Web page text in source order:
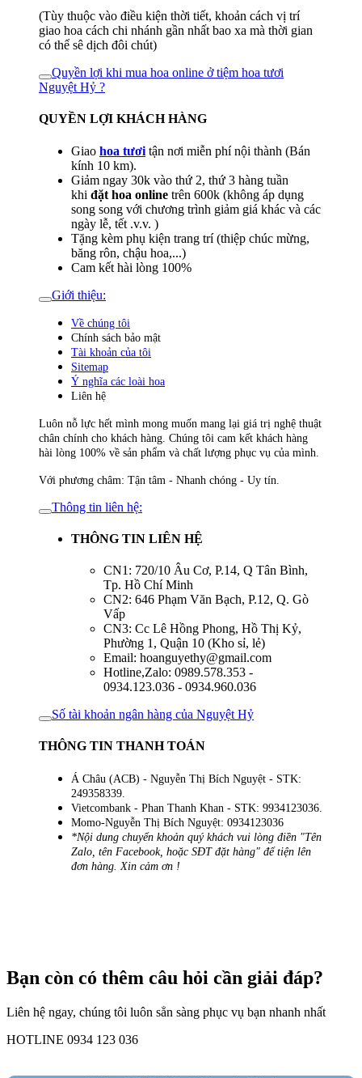
(Tùy thuộc vào điều kiện thời tiết, khoản cách vị trí
giao hoa cách chi nhánh gần nhất bao xa mà thời gian
có thể sê dịch đôi chút)
Quyền lợi khi mua hoa online ở tiệm hoa tươi
Nguyệt Hỷ ?
QUYỀN LỢI KHÁCH HÀNG
Giao hoa tươi tận nơi miễn phí nội thành (Bán
kính 10 km).
Giảm ngay 30k vào thứ 2, thứ 3 hàng tuần
khi đặt hoa online trên 600k (không áp dụng
song song với chương trình giảm giá khác và các
ngày lễ, tết .v.v. )
Tặng kèm phụ kiện trang trí (thiệp chúc mừng,
băng rôn, chậu hoa,...)
Cam kết hài lòng 100%
Giới thiệu:
Về chúng tôi
Chính sách bảo mật
Tài khoản của tôi
Sitemap
Ý nghĩa các loài hoa
Liên hệ
Luôn nỗ lực hết mình mong muốn mang lại giá trị nghệ thuật
chân chính cho khách hàng. Chúng tôi cam kết khách hàng
hài lòng 100% về sản phẩm và chất lượng phục vụ của mình.
Với phương châm: Tận tâm - Nhanh chóng - Uy tín.
Thông tin liên hệ:
THÔNG TIN LIÊN HỆ
CN1: 720/10 Âu Cơ, P.14, Q Tân Bình,
Tp. Hồ Chí Minh
CN2: 646 Phạm Văn Bạch, P.12, Q. Gò
Vấp
CN3: Cc Lê Hồng Phong, Hồ Thị Kỷ,
Phường 1, Quận 10 (Kho sỉ, lẻ)
Email: hoanguyethy@gmail.com
Hotline,Zalo: 0989.578.353 -
0934.123.036 - 0934.960.036
Số tài khoản ngân hàng của Nguyệt Hỷ
THÔNG TIN THANH TOÁN
Á Châu (ACB) - Nguyễn Thị Bích Nguyệt - STK:
249358339.
Vietcombank - Phan Thanh Khan - STK: 9934123036.
Momo-Nguyễn Thị Bích Nguyệt: 0934123036
*Nội dung chuyển khoản quý khách vui lòng điền "Tên
Zalo, tên Facebook, hoặc SĐT đặt hàng" để tiện lên
đơn hàng. Xin cảm ơn !
Bạn còn có thêm câu hỏi cần giải đáp?
Liên hệ ngay, chúng tôi luôn sẳn sàng phục vụ bạn nhanh nhất
HOTLINE 0934 123 036